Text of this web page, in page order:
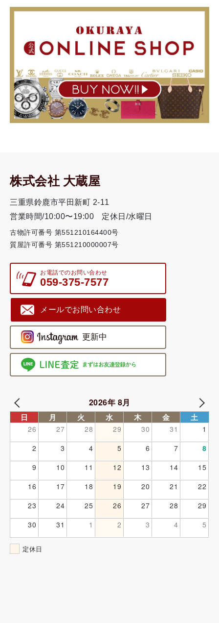
株式会社 大蔵屋
三重県鈴鹿市平田新町 2-11
営業時間/10:00〜19:00
定休日/水曜日
古物許可番号 第551210164400号
質屋許可番号 第551210000007号
お電話でのお問い合わせ
059-375-7577
メールでお問い合わせ
2026年 8月
日 月 火 水 木 金 土
26 27 28 29 30 31
1
2
3 4 5 6 7
8
9
10 11 12 13 14
15
16
17 18 19 20 21
22
23
24 25 26 27 28
29
30
31 1 2 3 4 5
定休日